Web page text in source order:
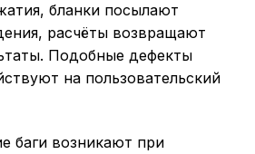
бланки посылают
расчёты возвращают
Подобные дефекты
на пользовательский
баги возникают при